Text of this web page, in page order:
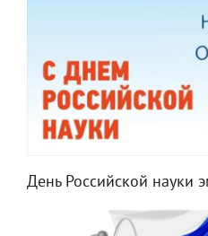
День Российской науки